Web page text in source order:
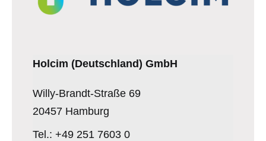
Holcim (Deutschland) GmbH
Willy-Brandt-Straße 69
20457 Hamburg
Tel.: +49 251 7603 0